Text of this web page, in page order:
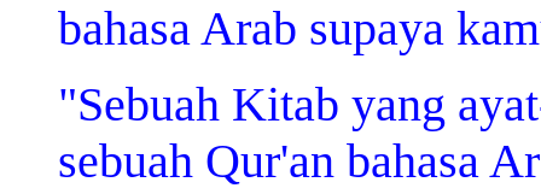
bahasa Arab supaya
"Sebuah Kitab yang
sebuah Qur'an bahasa